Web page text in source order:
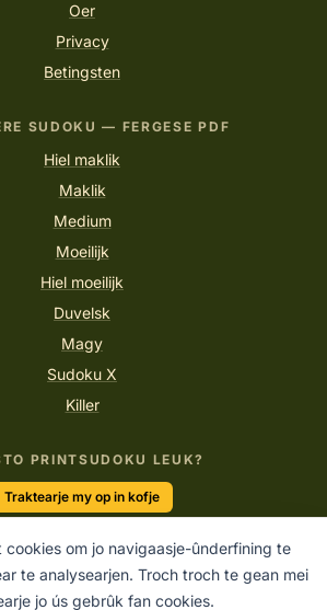
om jo navigaasje-ûnderfining te
te analysearjen. Troch troch te gean mei
jo ús gebrûk fan cookies.
Oer
Privacy
Betingsten
SUDOKU — FERGESE PDF
Hiel maklik
Maklik
Medium
Moeilijk
Hiel moeilijk
Duvelsk
Magy
Sudoku X
Killer
PRINTSUDOKU LEUK?
Traktearje my op in kofje
hy wurket allinich as hy iepen is.”